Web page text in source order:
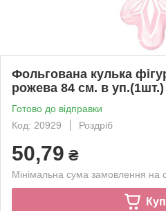
Фольгована кулька
рожева 84 см. в уп.(1шт.)
Готово до відправки
Код: 20929
Роздріб
50,79 ₴
Мінімальна сума замовлення на